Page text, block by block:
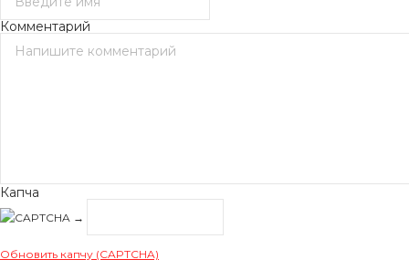
Комментарий
Капча
→
Обновить капчу (CAPTCHA)